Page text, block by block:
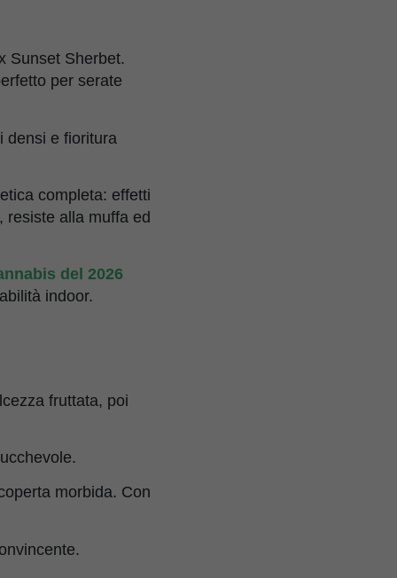
Sunset Sherbet.
per serate
densi e fioritura
completa: effetti
resiste alla muffa ed
del 2026
indoor.
fruttata, poi
morbida. Con